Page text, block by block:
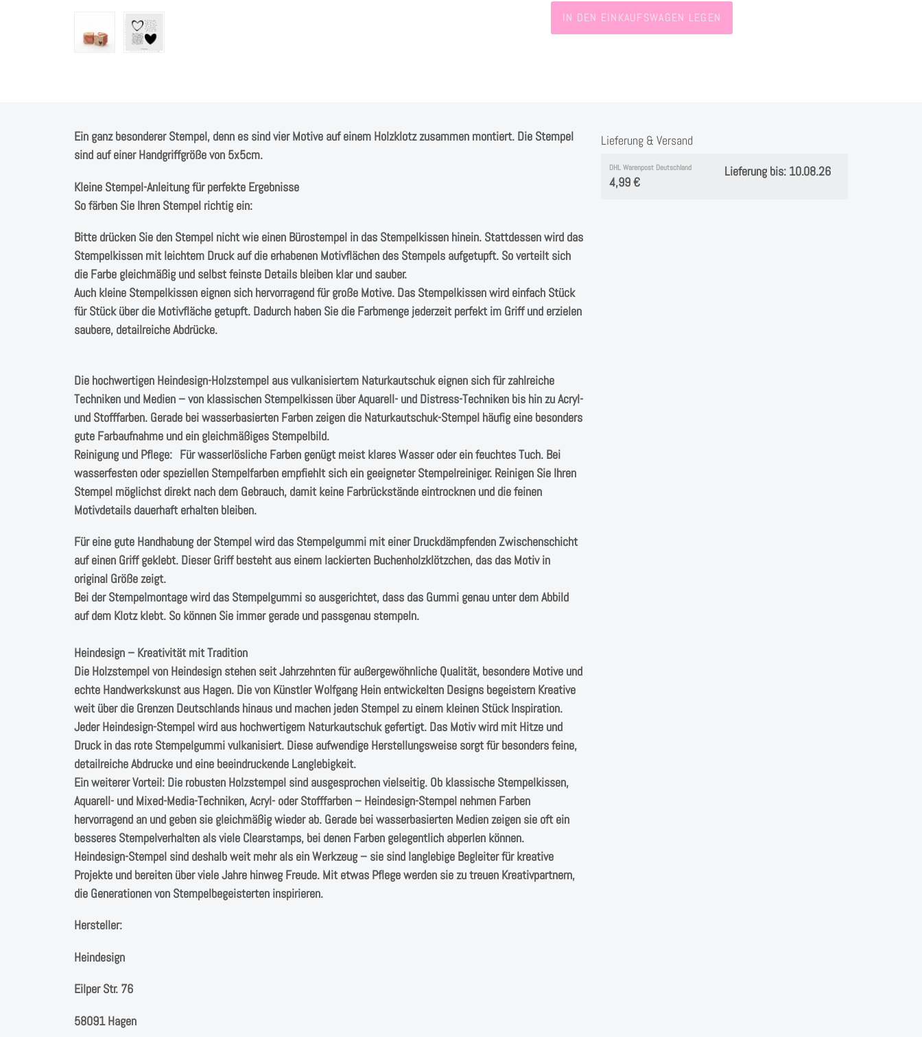
IN DEN EINKAUFSWAGEN LEGEN
Ein ganz besonderer Stempel, denn es sind vier Motive auf einem Holzklotz zusammen montiert. Die Stempel
sind auf einer Handgriffgröße von 5x5cm.
Kleine Stempel-Anleitung für perfekte Ergebnisse
So färben Sie Ihren Stempel richtig ein:
Bitte drücken Sie den Stempel nicht wie einen Bürostempel in das Stempelkissen hinein. Stattdessen wird das
Stempelkissen mit leichtem Druck auf die erhabenen Motivflächen des Stempels aufgetupft. So verteilt sich
die Farbe gleichmäßig und selbst feinste Details bleiben klar und sauber.
Auch kleine Stempelkissen eignen sich hervorragend für große Motive. Das Stempelkissen wird einfach Stück
für Stück über die Motivfläche getupft. Dadurch haben Sie die Farbmenge jederzeit perfekt im Griff und erzielen
saubere, detailreiche Abdrücke.
Die hochwertigen Heindesign-Holzstempel aus vulkanisiertem Naturkautschuk eignen sich für zahlreiche
Techniken und Medien – von klassischen Stempelkissen über Aquarell- und Distress-Techniken bis hin zu Acryl-
und Stofffarben. Gerade bei wasserbasierten Farben zeigen die Naturkautschuk-Stempel häufig eine besonders
gute Farbaufnahme und ein gleichmäßiges Stempelbild.
Reinigung und Pflege: Für wasserlösliche Farben genügt meist klares Wasser oder ein feuchtes Tuch. Bei
wasserfesten oder speziellen Stempelfarben empfiehlt sich ein geeigneter Stempelreiniger. Reinigen Sie Ihren
Stempel möglichst direkt nach dem Gebrauch, damit keine Farbrückstände eintrocknen und die feinen
Motivdetails dauerhaft erhalten bleiben.
Für eine gute Handhabung der Stempel wird das Stempelgummi mit einer Druckdämpfenden Zwischenschicht
auf einen Griff geklebt. Dieser Griff besteht aus einem lackierten Buchenholzklötzchen, das das Motiv in
original Größe zeigt.
Bei der Stempelmontage wird das Stempelgummi so ausgerichtet, dass das Gummi genau unter dem Abbild
auf dem Klotz klebt. So können Sie immer gerade und passgenau stempeln.
Heindesign – Kreativität mit Tradition
Die Holzstempel von Heindesign stehen seit Jahrzehnten für außergewöhnliche Qualität, besondere Motive und
echte Handwerkskunst aus Hagen. Die von Künstler Wolfgang Hein entwickelten Designs begeistern Kreative
weit über die Grenzen Deutschlands hinaus und machen jeden Stempel zu einem kleinen Stück Inspiration.
Jeder Heindesign-Stempel wird aus hochwertigem Naturkautschuk gefertigt. Das Motiv wird mit Hitze und
Druck in das rote Stempelgummi vulkanisiert. Diese aufwendige Herstellungsweise sorgt für besonders feine,
detailreiche Abdrucke und eine beeindruckende Langlebigkeit.
Ein weiterer Vorteil: Die robusten Holzstempel sind ausgesprochen vielseitig. Ob klassische Stempelkissen,
Aquarell- und Mixed-Media-Techniken, Acryl- oder Stofffarben – Heindesign-Stempel nehmen Farben
hervorragend an und geben sie gleichmäßig wieder ab. Gerade bei wasserbasierten Medien zeigen sie oft ein
besseres Stempelverhalten als viele Clearstamps, bei denen Farben gelegentlich abperlen können.
Heindesign-Stempel sind deshalb weit mehr als ein Werkzeug – sie sind langlebige Begleiter für kreative
Projekte und bereiten über viele Jahre hinweg Freude. Mit etwas Pflege werden sie zu treuen Kreativpartnern,
die Generationen von Stempelbegeisterten inspirieren.
Hersteller:
Heindesign
Eilper Str. 76
58091 Hagen
Lieferung & Versand
DHL Warenpost Deutschland
4,99 €
Lieferung bis: 10.08.26